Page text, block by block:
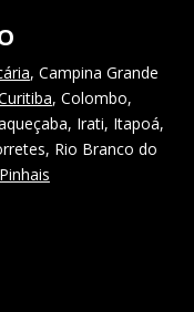
, Campina Grande
, Colombo,
Irati, Itapoá,
Rio Branco do